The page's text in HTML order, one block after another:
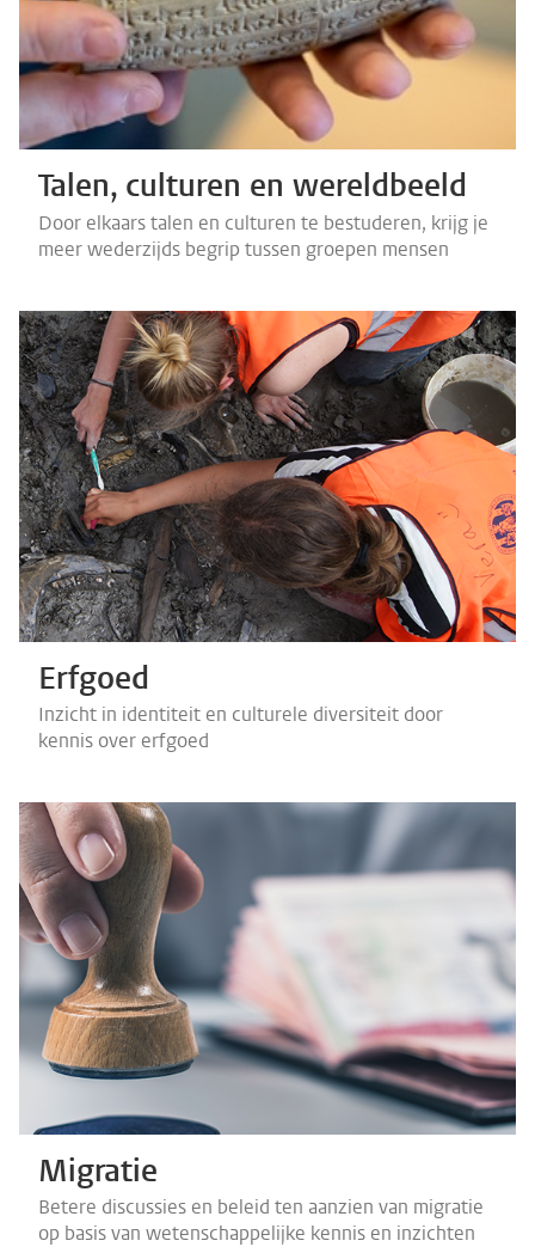
Talen, culturen en wereldbeeld
Door elkaars talen en culturen te bestuderen, krijg je
meer wederzijds begrip tussen groepen mensen
Erfgoed
Inzicht in identiteit en culturele diversiteit door
kennis over erfgoed
Migratie
Betere discussies en beleid ten aanzien van migratie
op basis van wetenschappelijke kennis en inzichten